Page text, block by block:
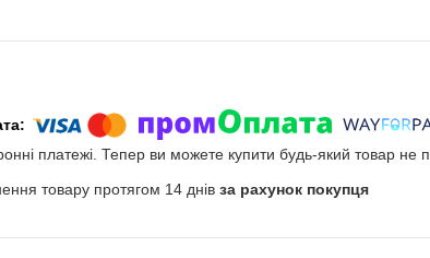
платежі. Тепер ви можете купити будь-який товар не
товару протягом 14 днів за рахунок покупця